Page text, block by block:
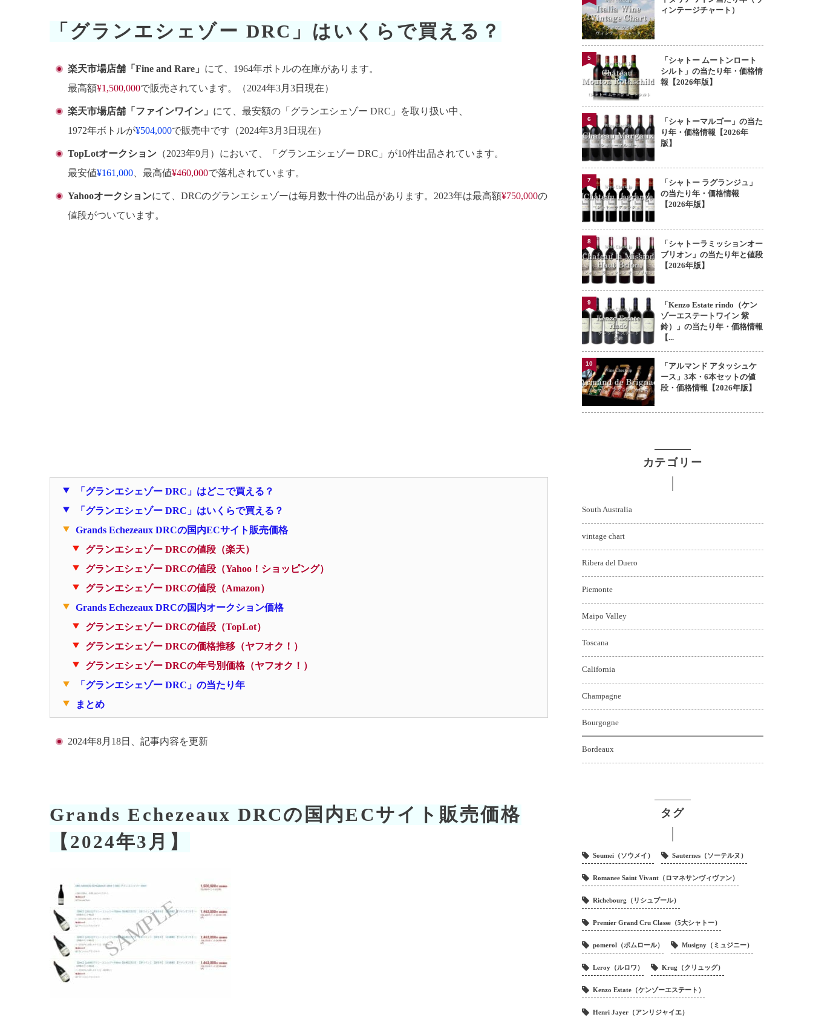
「グランエシェゾー DRC」はいくらで買える？
楽天市場店舗「Fine and Rare」 にて、1964年ボトルの在庫があります。
最高額¥1,500,000で販売されています。（2024年3月3日現在）
楽天市場店舗「ファインワイン」 にて、最安額の「グランエシェゾー DRC」を取り扱い中、
1972年ボトルが¥504,000で販売中です（2024年3月3日現在）
TopLotオークション （2023年9月）において、「グランエシェゾー DRC」が10件出品されています。
最安値¥161,000 、最高値¥460,000で落札されています。
Yahooオークションにて、DRCのグランエシェゾーは毎月数十件の出品があります。2023年は最高額¥750,000の
値段がついています。
「グランエシェゾー DRC」はどこで買える？
「グランエシェゾー DRC」はいくらで買える？
Grands Echezeaux DRCの国内ECサイト販売価格
グランエシェゾー DRCの値段（楽天）
グランエシェゾー DRCの値段（Yahoo！ショッピング）
グランエシェゾー DRCの値段（Amazon）
Grands Echezeaux DRCの国内オークション価格
グランエシェゾー DRCの値段（TopLot）
グランエシェゾー DRCの価格推移（ヤフオク！）
グランエシェゾー DRCの年号別価格（ヤフオク！）
「グランエシェゾー DRC」の当たり年
まとめ
2024年8月18日、記事内容を更新
Grands Echezeaux DRCの国内ECサイト販売価格
【2024年3月】
ィンテージチャート）
「シャトー ムートンロート
シルト」の当たり年・価格情
報【2026年版】
5
「シャトーマルゴー」の当た
り年・価格情報【2026年
版】
6
「シャトー ラグランジュ」
の当たり年・価格情報
【2026年版】
7
「シャトーラミッションオー
ブリオン」の当たり年と値段
【2026年版】
8
「Kenzo Estate rindo（ケン
ゾーエステートワイン 紫
鈴）」の当たり年・価格情報
【...
9
「アルマンド アタッシュケ
ース」3本・6本セットの値
段・価格情報【2026年版】
10
カテゴリー
South Australia
vintage chart
Ribera del Duero
Piemonte
Maipo Valley
Toscana
California
Champagne
Bourgogne
Bordeaux
タグ
Soumei（ソウメイ） Sauternes（ソーテルヌ）
Romanee Saint Vivant（ロマネサンヴィヴァン）
Richebourg（リシュブール）
Premier Grand Cru Classe（5大シャトー）
pomerol（ポムロール） Musigny（ミュジニー）
Leroy（ルロワ） Krug（クリュッグ）
Kenzo Estate（ケンゾーエステート）
Henri Jayer（アンリジャイエ）